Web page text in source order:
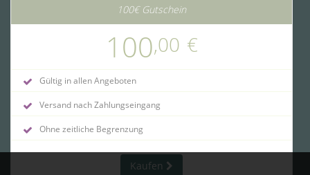
100€ Gutschein
100,00 €
Gültig in allen Angeboten
Versand nach Zahlungseingang
Ohne zeitliche Begrenzung
Kaufen